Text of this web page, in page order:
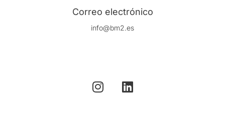
Correo electrónico
info@bm2.es